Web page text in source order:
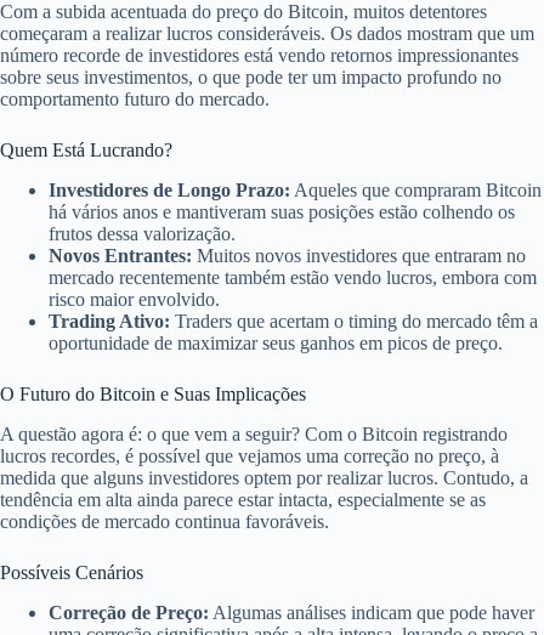
Com a subida acentuada do preço do Bitcoin, muitos detentores
começaram a realizar lucros consideráveis. Os dados mostram que um
número recorde de investidores está vendo retornos impressionantes
sobre seus investimentos, o que pode ter um impacto profundo no
comportamento futuro do mercado.
Quem Está Lucrando?
Investidores de Longo Prazo: Aqueles que compraram Bitcoin
há vários anos e mantiveram suas posições estão colhendo os
frutos dessa valorização.
Novos Entrantes: Muitos novos investidores que entraram no
mercado recentemente também estão vendo lucros, embora com
risco maior envolvido.
Trading Ativo: Traders que acertam o timing do mercado têm a
oportunidade de maximizar seus ganhos em picos de preço.
O Futuro do Bitcoin e Suas Implicações
A questão agora é: o que vem a seguir? Com o Bitcoin registrando
lucros recordes, é possível que vejamos uma correção no preço, à
medida que alguns investidores optem por realizar lucros. Contudo, a
tendência em alta ainda parece estar intacta, especialmente se as
condições de mercado continua favoráveis.
Possíveis Cenários
Correção de Preço: Algumas análises indicam que pode haver